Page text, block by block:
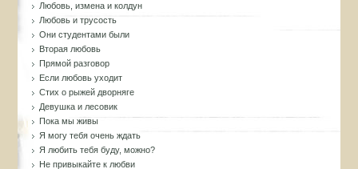
Любовь, измена и колдун
Любовь и трусость
Они студентами были
Вторая любовь
Прямой разговор
Если любовь уходит
Стих о рыжей дворняге
Девушка и лесовик
Пока мы живы
Я могу тебя очень ждать
Я любить тебя буду, можно?
Не привыкайте к любви